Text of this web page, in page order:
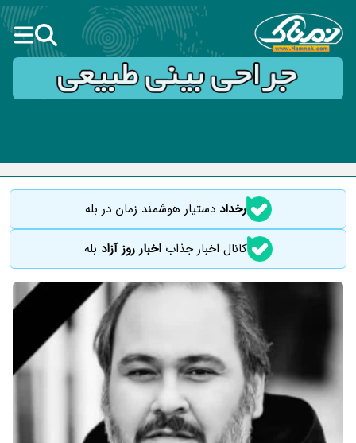
رخداددستیار هوشمند زمان در بله
کانال اخبار جذاباخبار روز آزاد بله